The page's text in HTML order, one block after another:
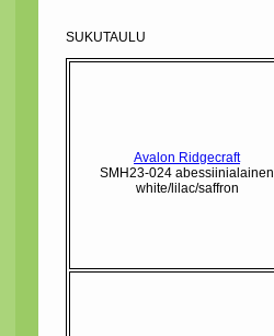
SUKUTAULU
Avalon Ridgecraft
SMH23-024 abessiinialainen
white/lilac/saffron